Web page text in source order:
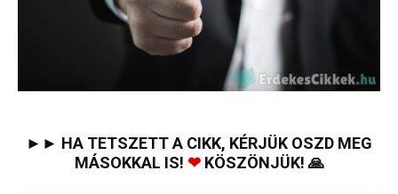
►► HA TETSZETT A CIKK, KÉRJÜK OSZD MEG
MÁSOKKAL IS! ❤KÖSZÖNJÜK! 🙏